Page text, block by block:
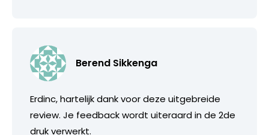
Berend Sikkenga
Erdinc, hartelijk dank voor deze uitgebreide
review. Je feedback wordt uiteraard in de 2de
druk verwerkt.